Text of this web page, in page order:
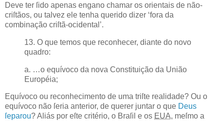
Deve ter ſido apenas engano chamar os orientais de não-
criſtãos, ou talvez ele tenha querido dizer ‘fora da
combinação criſtã-ocidental’.
13. O que temos que reconhecer, diante do novo
quadro:
a. …o equívoco da nova Constituição da União
Européia;
Equívoco ou reconhecimento de uma triſte realidade? Ou o
equívoco não ſeria anterior, de querer juntar o que Deus
ſeparou? Aliás por eſte critério, o Braſil e os EUA, meſmo a